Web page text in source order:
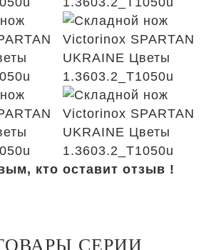
кто оставит отзыв !
СЕРИИ